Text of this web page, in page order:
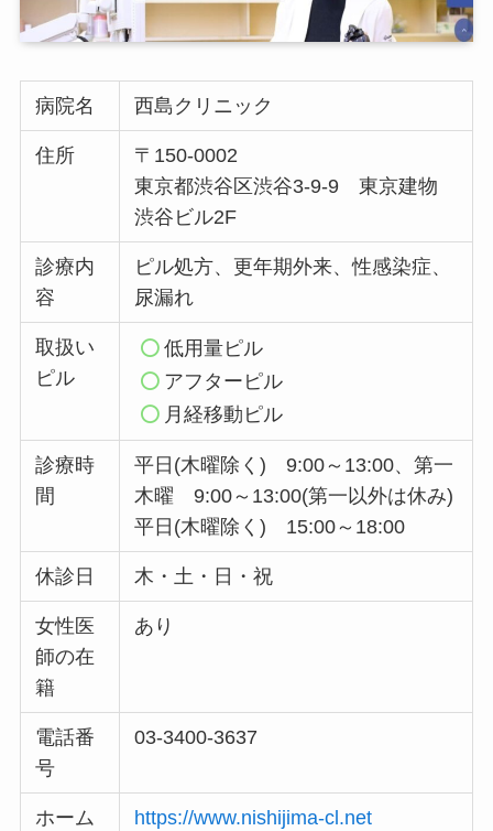
病院名 西島クリニック
住所
〒150-0002
東京都渋谷区渋谷3-9-9 東京建物
渋谷ビル2F
診療内
容
ピル処方、更年期外来、性感染症、
尿漏れ
取扱い
ピル
低用量ピル
アフターピル
月経移動ピル
診療時
間
平日(木曜除く) 9:00～13:00、第一
木曜 9:00～13:00(第一以外は休み)
平日(木曜除く) 15:00～18:00
休診日 木・土・日・祝
女性医
師の在
籍
あり
電話番
号
03-3400-3637
ホーム
https://www.nishijima-cl.net